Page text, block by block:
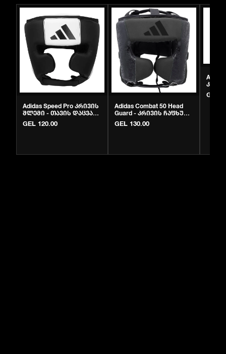
Adidas Speed Pro კრივის
შლემი - თავის დაცვა
სპარინგისთვის
GEL 120.00
Adidas Combat 50 Head
Guard - კრივის ჩაფხუტი
დაცვისთვის
GEL 130.00
GEL